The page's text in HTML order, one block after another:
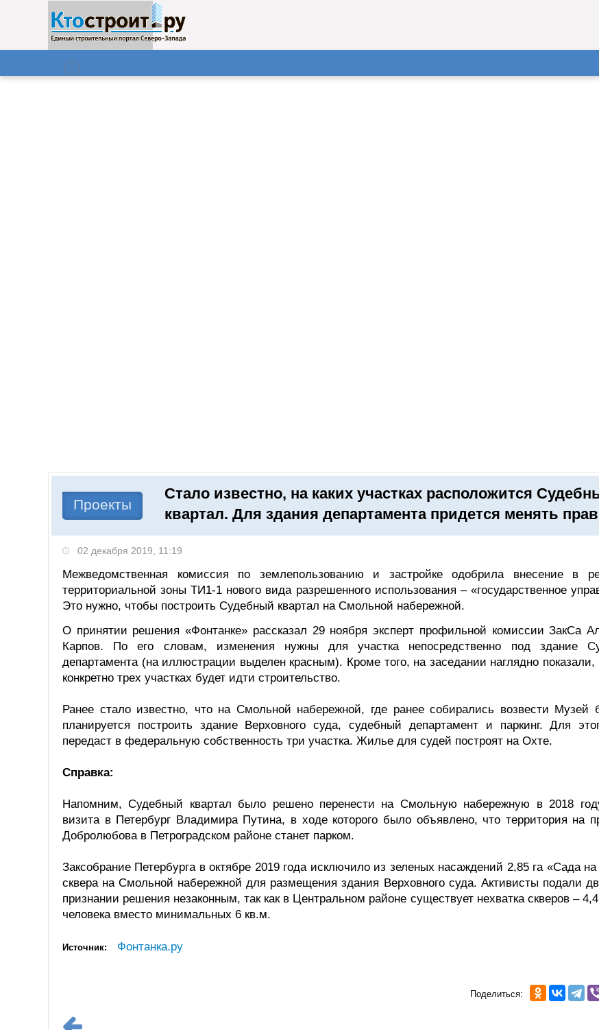
КЛЮЧЕВЫЕ
Проекты
Стало известно, на каких участках расположится
квартал. Для здания департамента придется менять
02 декабря 2019, 11:19
Межведомственная комиссия по землепользованию и застройке одобрила внесение в
территориальной зоны ТИ1-1 нового вида разрешенного использования – «государственное
Это нужно, чтобы построить Судебный квартал на Смольной набережной.
О принятии решения «Фонтанке» рассказал 29 ноября эксперт профильной комиссии ЗакСа
Карпов. По его словам, изменения нужны для участка непосредственно под здание
департамента (на иллюстрации выделен красным). Кроме того, на заседании наглядно показали,
конкретно трех участках будет идти строительство.
Ранее стало известно, что на Смольной набережной, где ранее собирались возвести Музей
планируется построить здание Верховного суда, судебный департамент и паркинг. Для
передаст в федеральную собственность три участка. Жилье для судей построят на Охте.
Справка:
Напомним, Судебный квартал было решено перенести на Смольную набережную в 2018
визита в Петербург Владимира Путина, в ходе которого было объявлено, что территория на
Добролюбова в Петроградском районе станет парком.
Заксобрание Петербурга в октябре 2019 года исключило из зеленых насаждений 2,85 га «Сада
сквера на Смольной набережной для размещения здания Верховного суда. Активисты подали
признании решения незаконным, так как в Центральном районе существует нехватка скверов –
человека вместо минимальных 6 кв.м.
Источник: Фонтанка.ру
Поделиться: